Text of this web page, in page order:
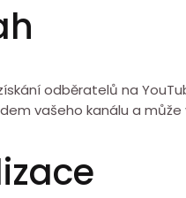
odběratelů na
vašeho kanálu a